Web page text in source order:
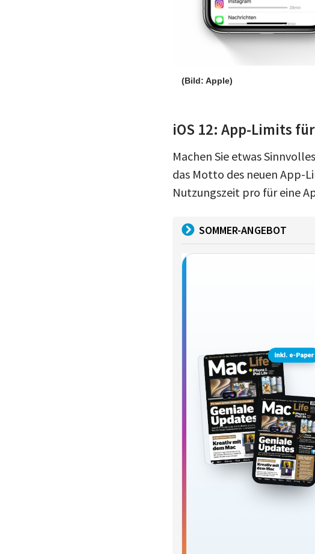
(Bild: Apple)
iOS 12: App-Limits
Machen Sie etwas
das Motto des neuen App-
Nutzungszeit pro für eine
SOMMER-ANGEBOT